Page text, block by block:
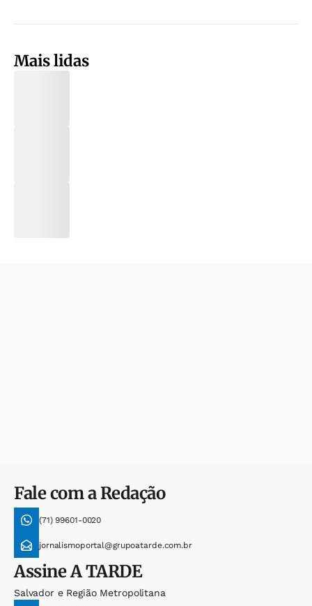
Mais lidas
Fale com a Redação
(71) 99601-0020
jornalismoportal@grupoatarde.com.br
AssineA TARDE
Salvador e Região Metropolitana